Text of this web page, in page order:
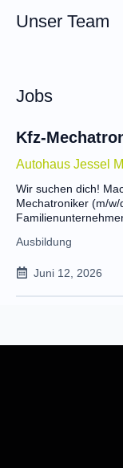
Unser Team
Jobs
Kfz-
Autohaus Jessel
Ausbildung
Wir suchen dich!
Mechatroniker (m/
Juni 12, 2026